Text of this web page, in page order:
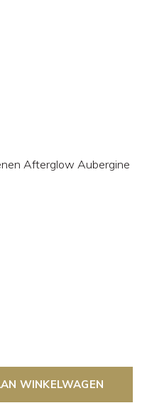
Afterglow Aubergine
WINKELWAGEN